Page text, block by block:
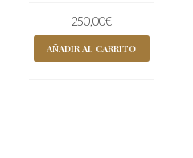
250,00€
AÑADIR AL CARRITO